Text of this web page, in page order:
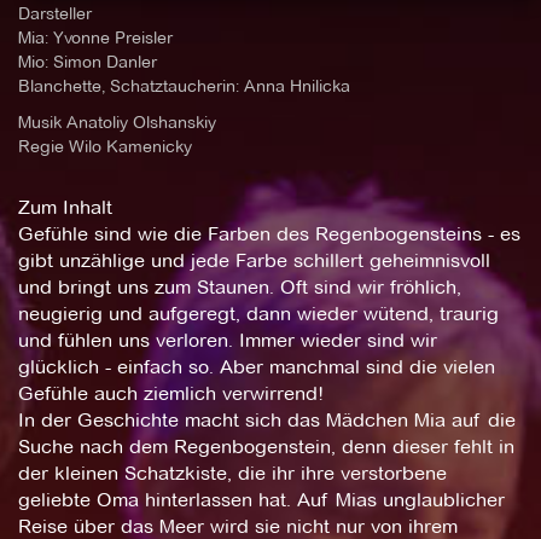
Darsteller
Mia: Yvonne Preisler
Mio: Simon Danler
Blanchette, Schatztaucherin: Anna Hnilicka
Musik Anatoliy Olshanskiy
Regie Wilo Kamenicky
Zum Inhalt
Gefühle sind wie die Farben des Regenbogensteins - es
gibt unzählige und jede Farbe schillert geheimnisvoll
und bringt uns zum Staunen. Oft sind wir fröhlich,
neugierig und aufgeregt, dann wieder wütend, traurig
und fühlen uns verloren. Immer wieder sind wir
glücklich - einfach so. Aber manchmal sind die vielen
Gefühle auch ziemlich verwirrend!
In der Geschichte macht sich das Mädchen Mia auf die
Suche nach dem Regenbogenstein, denn dieser fehlt in
der kleinen Schatzkiste, die ihr ihre verstorbene
geliebte Oma hinterlassen hat. Auf Mias unglaublicher
Reise über das Meer wird sie nicht nur von ihrem